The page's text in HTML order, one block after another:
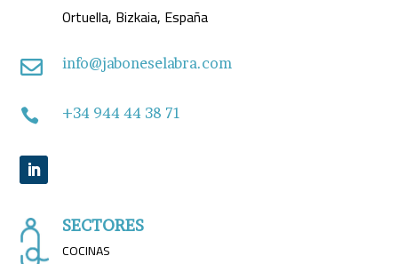
Ortuella, Bizkaia, España
 info@jaboneselabra.com
 +34 944 44 38 71
SECTORES
COCINAS